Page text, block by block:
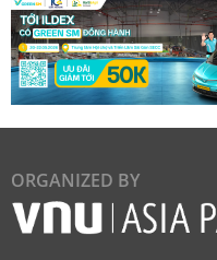
ORGANIZED BY